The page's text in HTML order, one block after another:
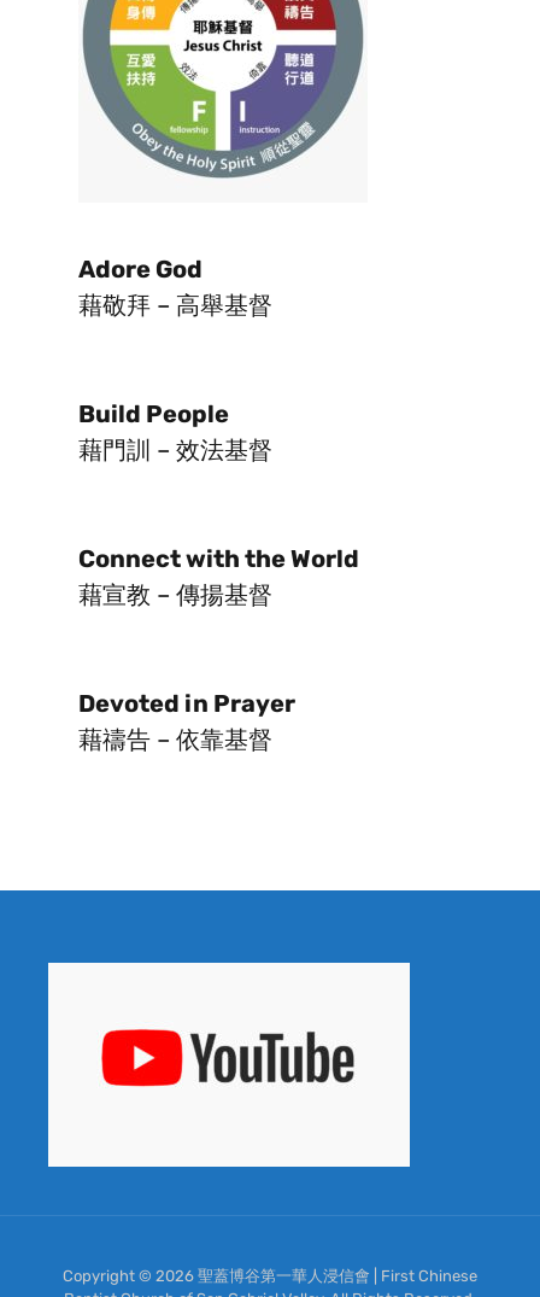
Adore God
藉敬拜 – 高舉基督
Build People
藉門訓 – 效法基督
Connect with the World
藉宣教 – 傳揚基督
Devoted in Prayer
藉禱告 – 依靠基督
Copyright © 2026 聖蓋博谷第一華人浸信會 | First Chinese